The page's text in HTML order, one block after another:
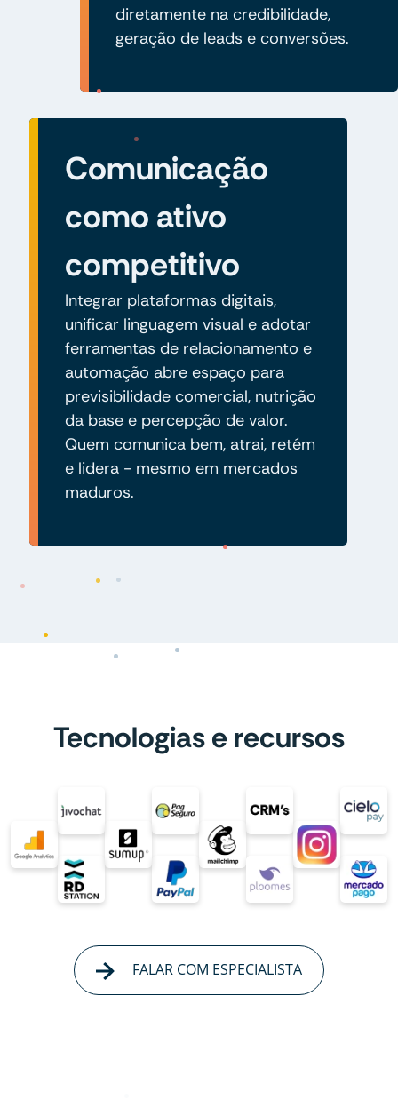
diretamente na credibilidade,
geração de leads e conversões.
Comunicação
como ativo
competitivo
Integrar plataformas digitais,
unificar linguagem visual e adotar
ferramentas de relacionamento e
automação abre espaço para
previsibilidade comercial, nutrição
da base e percepção de valor.
Quem comunica bem, atrai, retém
e lidera - mesmo em mercados
maduros.
Tecnologias e recursos
FALAR COM ESPECIALISTA